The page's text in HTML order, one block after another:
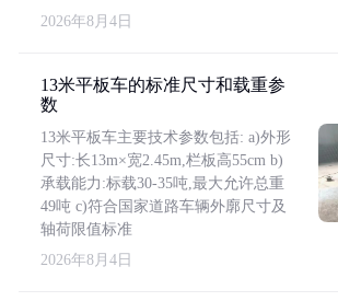
2026年8月4日
13米平板车的标准尺寸和载重参
数
13米平板车主要技术参数包括: a)外形
尺寸:长13m×宽2.45m,栏板高55cm b)
承载能力:标载30-35吨,最大允许总重
49吨 c)符合国家道路车辆外廓尺寸及
轴荷限值标准
2026年8月4日